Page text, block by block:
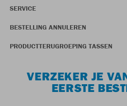
SERVICE
BESTELLING ANNULEREN
PRODUCTTERUGROEPING TASSEN
VERZEKER JE
EERSTE